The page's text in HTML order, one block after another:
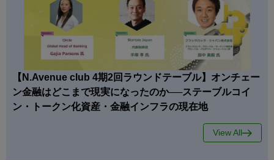
【N.Avenue club 4期2回ラウンドテーブル】オンチェー
ン金融はどこまで現実になったのか──ステーブルコイ
ン・トークン化資産・金融インフラの現在地
View All